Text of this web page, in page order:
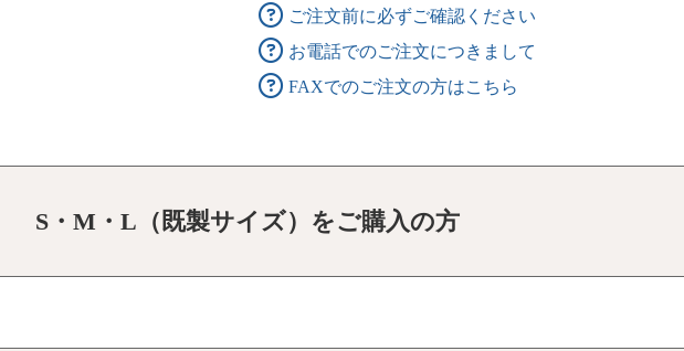
ご注文前に必ずご確認ください
お電話でのご注文につきまして
FAXでのご注文の方はこちら
S・M・L（既製サイズ）をご購入の方